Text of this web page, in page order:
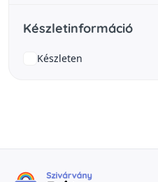
Készletinformáció
Készleten